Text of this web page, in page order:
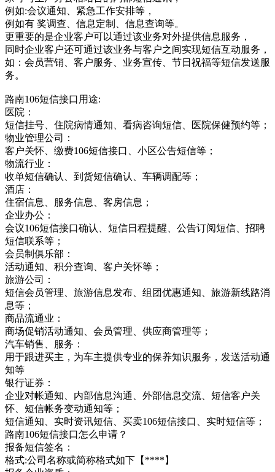
例如:会议通知、紧急工作安排等，
例如有 奖调查、信息定制、信息查询等。
更重要的是企业客户可以通过该业务对外提供信息服务，
同时企业客户还可通过该业务与客户之间实现短信互动服务，
如：会员营销、客户服务、业务宣传、节日祝福等短信发送服
务。
路南106短信接口用途:
医院：
短信挂号、住院病情通知、看病咨询短信、医院保健预约等；
物业管理公司：
客户关怀、缴费106短信接口、小区公告短信等；
物流行业：
收单短信确认、到货短信确认、车辆调配等；
酒店：
住宿信息、服务信息、客房信息；
企业办公：
会议106短信接口确认、短信日程提醒、公告订阅短信、招聘
短信联系等；
会员制俱乐部：
活动通知、积分查询、客户关怀等；
旅游公司：
短信会员管理、旅游信息发布、组团优惠通知、旅游新线路消
息等；
商品流通业：
商场促销活动通知、会员管理、供应商管理等；
汽车销售、服务：
用于跟进买主，为车主提供专业的保养知识服务，发送活动通
知等
银行证券：
企业对帐通知、内部信息沟通、外部信息交流、短信客户关
怀、短信帐务变动通知等；
短信通知、实时资讯短信、买卖106短信接口、实时短信等；
路南106短信接口怎么申请？
报备短信签名：
格式:公司名称或简称格式如下【****】